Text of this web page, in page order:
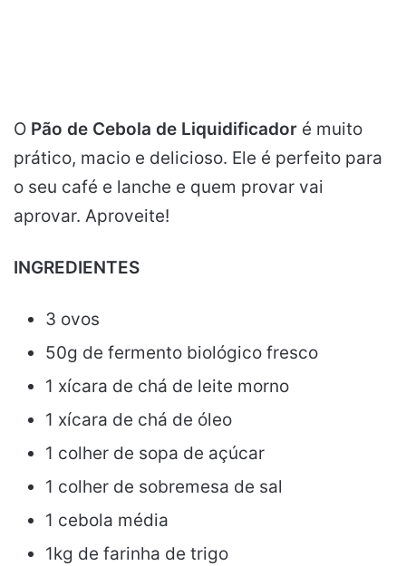
O Pão de Cebola de Liquidificador é muito
prático, macio e delicioso. Ele é perfeito para
o seu café e lanche e quem provar vai
aprovar. Aproveite!
INGREDIENTES
3 ovos
50g de fermento biológico fresco
1 xícara de chá de leite morno
1 xícara de chá de óleo
1 colher de sopa de açúcar
1 colher de sobremesa de sal
1 cebola média
1kg de farinha de trigo